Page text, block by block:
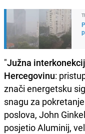
"Južna
Hercegovinu:
znači energetsku
snagu za
poslova, John
posjetio Aluminij,